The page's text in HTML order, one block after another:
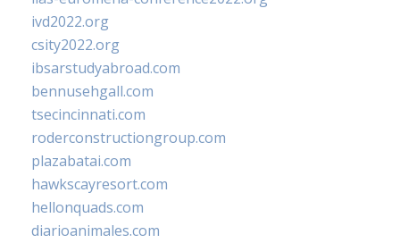
ivd2022.org
csity2022.org
ibsarstudyabroad.com
bennusehgall.com
tsecincinnati.com
roderconstructiongroup.com
plazabatai.com
hawkscayresort.com
hellonquads.com
diarioanimales.com